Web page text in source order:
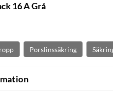
16 A Grå
Porslinssäkring